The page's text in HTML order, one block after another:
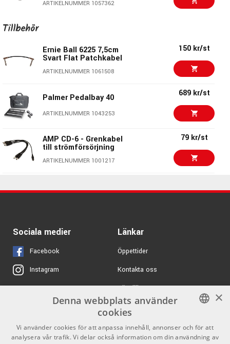
320 kr
Electro Harmonix EU-
ARTIKELNUMMER 1057362
ARTIKELNUMMER 1059270
Strymon Ojai 2018 kr/st
Palmer PWT 04
ARTIKELNUMMER 1064641
689 kr/st
MXR M238 ISO-Brick 2018 kr/st
Tillbehör
Ernie Ball 6225 7,5cm
Svart Flat Patchkabel
ARTIKELNUMMER 1061508
150 kr/st
Palmer Pedalbay 40
ARTIKELNUMMER 1043253
689 kr/st
AMP CD-6 - Grenkabel
till strömförsörjning
ARTIKELNUMMER 1001217
79 kr/st
Multipack - Svart Flat
Ernie Ball 6221 15cm
Svart Flat Patchkabel
- 3-pack
Power Supply
ARTIKELNUMMER 1066630
3M SJ-3540 Dual Lock
Black
Sociala medier
Facebook
Instagram
X
Youtube
TikTok
Länkar
Öppettider
Kontakta oss
Köpvillkor
Butiken
Varumärken
SWEDISH
ENGLISH
×
Denna webbplats använder
cookies
Vi använder cookies för att anpassa innehåll, annonser och för att
analysera vår trafik. Vi delar också information om din användning av